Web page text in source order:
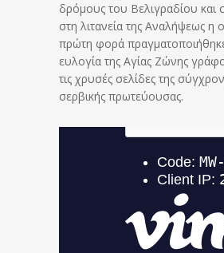
δρόμους του Βελιγραδίου και
στη λιτανεία της Αναλήψεως η
πρώτη φορά
ευλογία της Αγίας Ζώνης
τις χρυσές σελίδες της
σερβικής πρωτεύουσας.